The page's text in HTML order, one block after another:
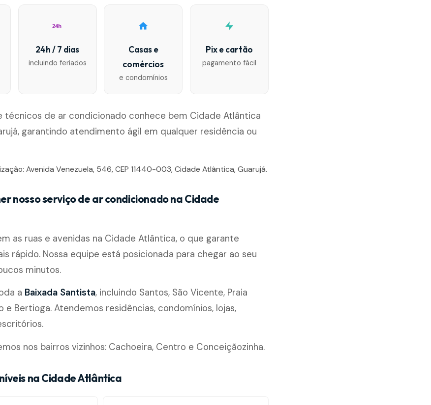
24h
24h / 7 dias
incluindo feriados
Casas e
comércios
e condomínios
Pix e cartão
pagamento fácil
técnicos de ar condicionado conhece bem Cidade Atlântica
garantindo atendimento ágil em qualquer residência ou
Avenida Venezuela, 546, CEP 11440-003, Cidade Atlântica, Guarujá.
nosso serviço de ar condicionado na Cidade
as ruas e avenidas na Cidade Atlântica, o que garante
rápido. Nossa equipe está posicionada para chegar ao seu
minutos.
a Baixada Santista, incluindo Santos, São Vicente, Praia
e Bertioga. Atendemos residências, condomínios, lojas,
nos bairros vizinhos: Cachoeira, Centro e Conceiçãozinha.
na Cidade Atlântica